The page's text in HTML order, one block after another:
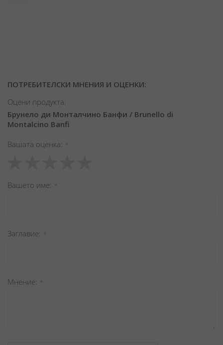
ПОТРЕБИТЕЛСКИ МНЕНИЯ И ОЦЕНКИ:
Оцени продукта:
Брунело ди Монталчино Банфи / Brunello di
Montalcino Banfi
Вашата оценка
star
stars
stars
stars
stars
Вашето име
Заглавиe
Мнение